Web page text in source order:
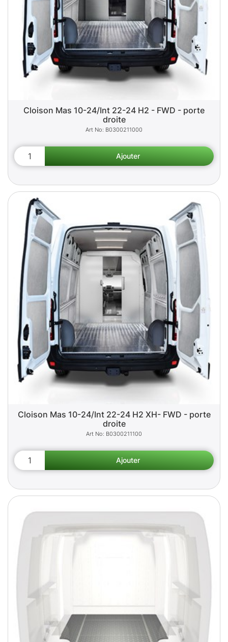
Cloison Mas 10-24/Int 22-24 H2 - FWD - porte
droite
B0300211000
Cloison Mas 10-24/Int 22-24 H2 XH- FWD - porte
droite
B0300211100